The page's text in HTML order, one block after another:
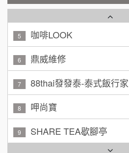
4
咖啡LOOK
鼎威維修
88thai發發泰-泰式飯行家
呷尚寶
SHARE TEA歇腳亭
TEA TOP台灣第一味
黃 先生/小姐
加盟預算
林 先生/小姐
加盟預算
吳 先生/小姐
加盟預算